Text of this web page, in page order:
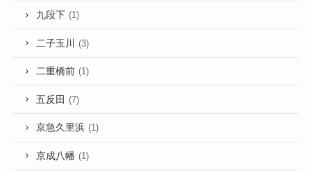
九段下 (1)
二子玉川 (3)
二重橋前 (1)
五反田 (7)
京急久里浜 (1)
京成八幡 (1)